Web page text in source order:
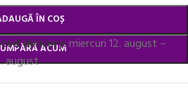
ÎN COȘ
ACUM
delivery:miercuri 12. august –
august